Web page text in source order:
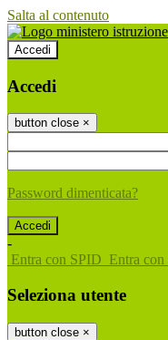
Salta al contenuto
Accedi
Accedi
button close ×
Password dimenticata?
-
Entra con SPID Entra
Seleziona utente
button close ×